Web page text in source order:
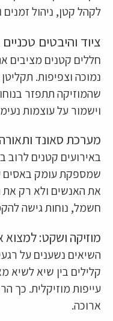
לקהל קטן, ניהול זמנים
ציוד והיבטים
חללים קטנים מציבים
נמוכה וצפיפות.
שהמוזיקה תתפזר
וישמור על עוצמות
מערכת סאונד
באירועים קטנים לרוב
שמספקת עומק באסים
את האנשים ולא רק את
חשמל, נוחות גישה
מוזיקה ושקט: למצוא
השיאים נשענים על
קלילים בין שיא לשיא
עייפות מוזיקלית. כך
ארוכה.